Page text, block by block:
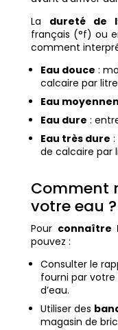
La dureté de
français (°f) ou
comment
Eau douce :
calcaire par
Eau
Eau dure :
Eau très dure
de calcaire par
Comment
votre eau ?
Pour connaître
pouvez :
Consulter le
fourni par
d’eau.
Utiliser des
magasin de